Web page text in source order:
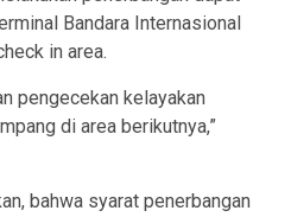
Bandara Internasional
in area.
pengecekan kelayakan
di area berikutnya,”
bahwa syarat penerbangan